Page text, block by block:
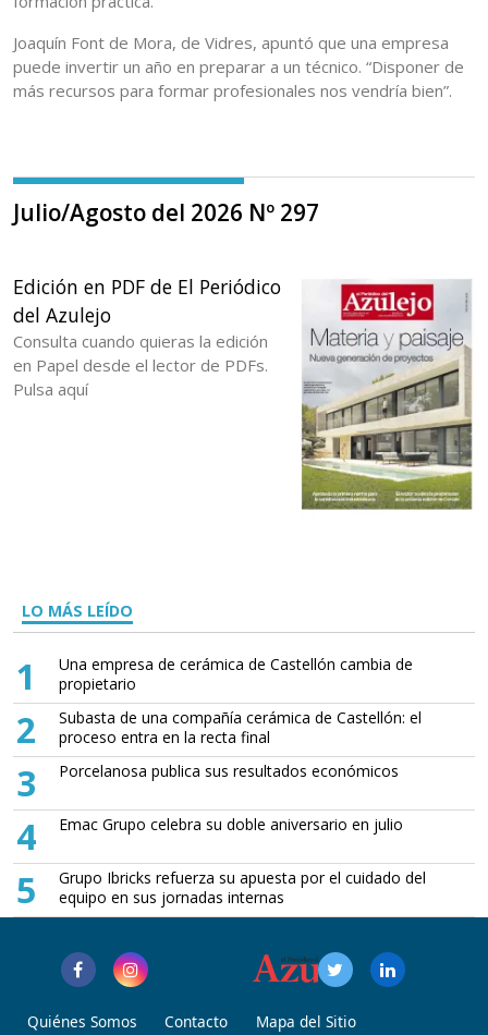
Joaquín Font de Mora, de Vidres, apuntó que una empresa
puede invertir un año en preparar a un técnico. “Disponer de
más recursos para formar profesionales nos vendría bien”.
Julio/Agosto del 2026 Nº 297
Edición en PDF de El Periódico
del Azulejo
Consulta cuando quieras la edición
en Papel desde el lector de PDFs.
Pulsa aquí
LO MÁS LEÍDO
1
Una empresa de cerámica de Castellón cambia de
propietario
2
Subasta de una compañía cerámica de Castellón: el
proceso entra en la recta final
3 Porcelanosa publica sus resultados económicos
4 Emac Grupo celebra su doble aniversario en julio
5
Grupo Ibricks refuerza su apuesta por el cuidado del
equipo en sus jornadas internas
Quiénes Somos Contacto Mapa del Sitio